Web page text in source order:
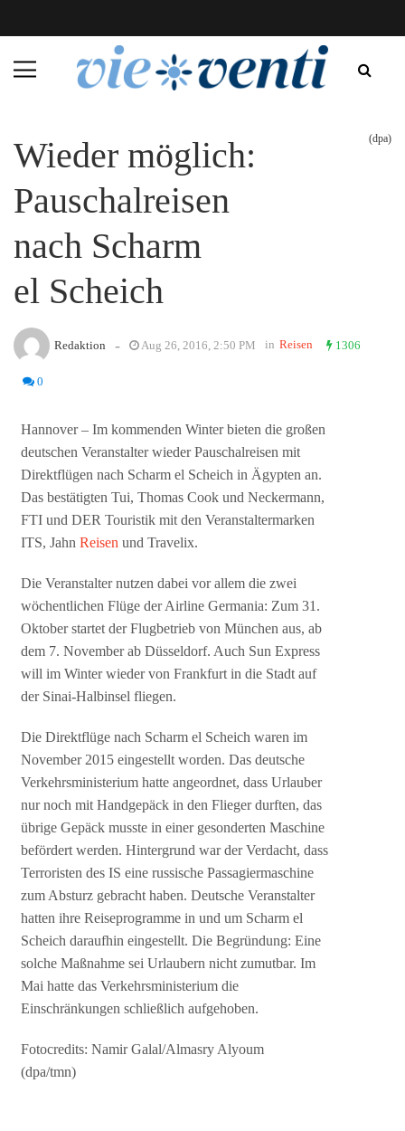
Wieder möglich:
Pauschalreisen
nach Scharm
el Scheich
(dpa)
Redaktion - Aug 26, 2016, 2:50 PM in Reisen 1306
0
Hannover – Im kommenden Winter bieten die großen
deutschen Veranstalter wieder Pauschalreisen mit
Direktflügen nach Scharm el Scheich in Ägypten an.
Das bestätigten Tui, Thomas Cook und Neckermann,
FTI und DER Touristik mit den Veranstaltermarken
ITS, JahnReisen und Travelix.
Die Veranstalter nutzen dabei vor allem die zwei
wöchentlichen Flüge der Airline Germania: Zum 31.
Oktober startet der Flugbetrieb von München aus, ab
dem 7. November ab Düsseldorf. Auch Sun Express
will im Winter wieder von Frankfurt in die Stadt auf
der Sinai-Halbinsel fliegen.
Die Direktflüge nach Scharm el Scheich waren im
November 2015 eingestellt worden. Das deutsche
Verkehrsministerium hatte angeordnet, dass Urlauber
nur noch mit Handgepäck in den Flieger durften, das
übrige Gepäck musste in einer gesonderten Maschine
befördert werden. Hintergrund war der Verdacht, dass
Terroristen des IS eine russische Passagiermaschine
zum Absturz gebracht haben. Deutsche Veranstalter
hatten ihre Reiseprogramme in und um Scharm el
Scheich daraufhin eingestellt. Die Begründung: Eine
solche Maßnahme sei Urlaubern nicht zumutbar. Im
Mai hatte das Verkehrsministerium die
Einschränkungen schließlich aufgehoben.
Fotocredits: Namir Galal/Almasry Alyoum
(dpa/tmn)